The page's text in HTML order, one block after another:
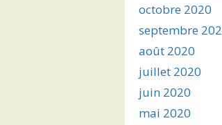
octobre 2020
septembre
août 2020
juillet 2020
juin 2020
mai 2020